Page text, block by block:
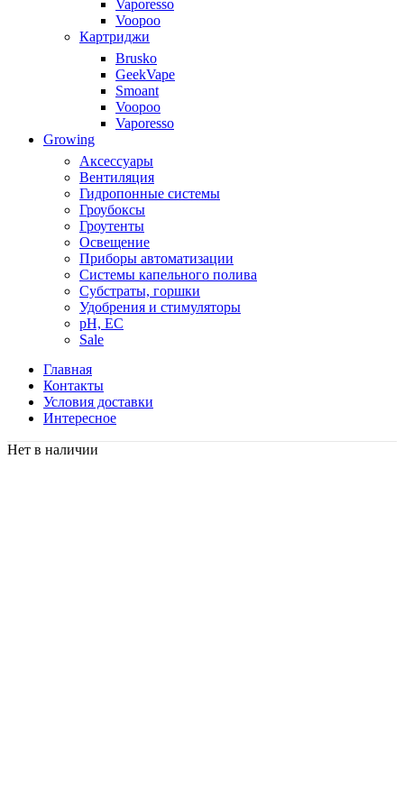
Vaporesso
Voopoo
Картриджи
Brusko
GeekVape
Smoant
Voopoo
Vaporesso
Growing
Аксессуары
Вентиляция
Гидропонные системы
Гроубоксы
Гроутенты
Освещение
Приборы автоматизации
Системы капельного полива
Субстраты, горшки
Удобрения и стимуляторы
pH, EC
Sale
Главная
Контакты
Условия доставки
Интересное
Нет в наличии